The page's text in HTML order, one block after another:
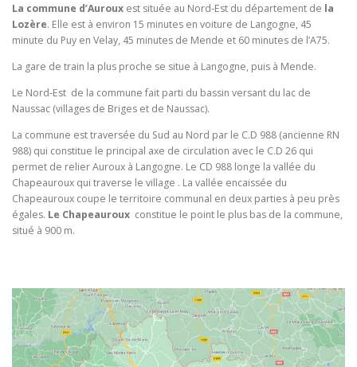
La commune d’Auroux est située au Nord-Est du département de la
Lozère. Elle est à environ 15 minutes en voiture de Langogne, 45
minute du Puy en Velay, 45 minutes de Mende et 60 minutes de l’A75.
La gare de train la plus proche se situe à Langogne, puis à Mende.
Le Nord-Est de la commune fait parti du bassin versant du lac de
Naussac (villages de Briges et de Naussac).
La commune est traversée du Sud au Nord par le C.D 988 (ancienne RN
988) qui constitue le principal axe de circulation avec le C.D 26 qui
permet de relier Auroux à Langogne. Le CD 988 longe la vallée du
Chapeauroux qui traverse le village . La vallée encaissée du
Chapeauroux coupe le territoire communal en deux parties à peu près
égales. Le Chapeauroux constitue le point le plus bas de la commune,
situé à 900 m.